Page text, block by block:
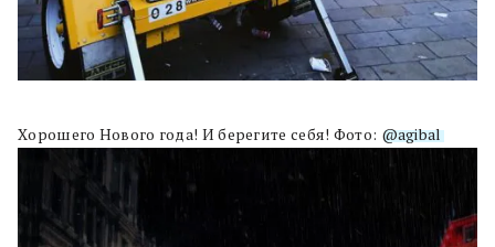
Хорошего Нового года! И берегите себя! Фото: @agibal